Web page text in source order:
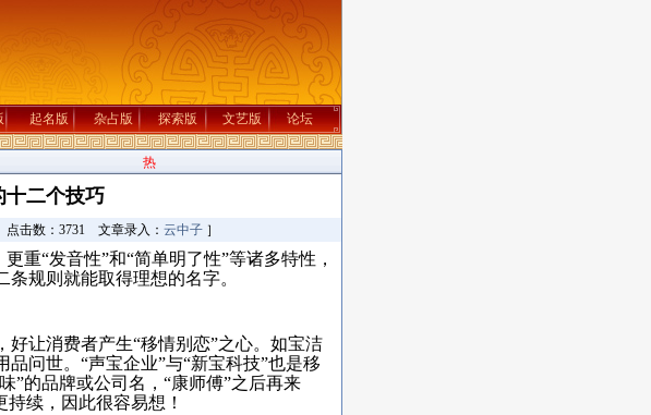
起名版 杂占版 探索版 文艺版 论坛
热
十二个技巧
击数：3731 文章录入： 云中子 ］
重“发音性”和“简单明了性”等诸多特性，
规则就能取得理想的名字。
让消费者产生“移情别恋”之心。如宝洁
问世。“声宝企业”与“新宝科技”也是移
”的品牌或公司名，“康师傅”之后再来
续，因此很容易想！